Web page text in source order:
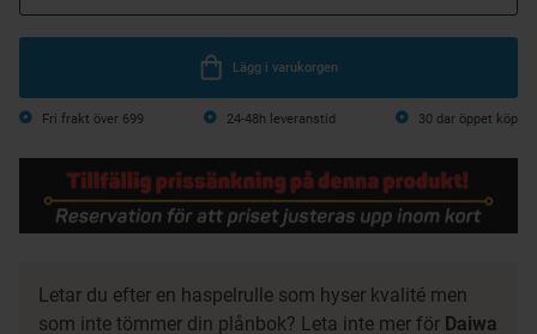
Lägg i varukorgen
Fri frakt över 699 24-48h leveranstid 30 dar öppet köp
Letar du efter en haspelrulle som hyser kvalité men
som inte tömmer din plånbok? Leta inte mer för Daiwa